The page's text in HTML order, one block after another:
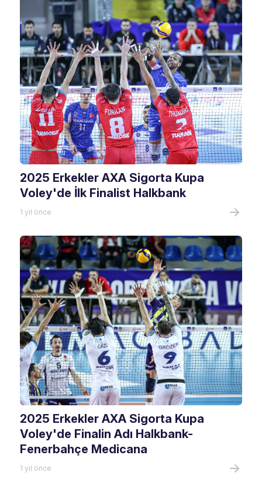
2025 Erkekler AXA Sigorta Kupa
Voley'de İlk Finalist Halkbank
1 yıl önce
2025 Erkekler AXA Sigorta Kupa
Voley'de Finalin Adı Halkbank-
Fenerbahçe Medicana
1 yıl önce